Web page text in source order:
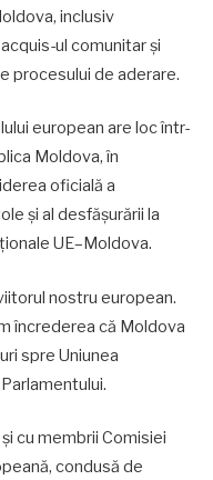
inclusiv
ul comunitar și
procesului de aderare.
european are loc într-
Moldova, în
oficială a
și al desfășurării la
UE–Moldova.
nostru european.
încrederea că Moldova
spre Uniunea
cu membrii Comisiei
condusă de